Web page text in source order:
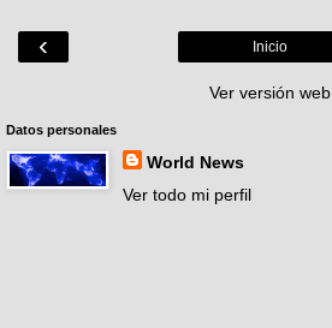
‹ Inicio
Ver versión web
Datos personales
World News
Ver todo mi perfil